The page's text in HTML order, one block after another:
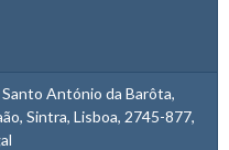
António da Barôta,
Sintra, Lisboa, 2745-877,